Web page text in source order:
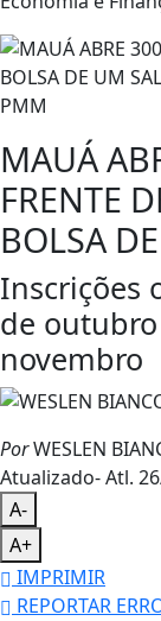
PMM
MAUÁ
FRENTE
BOLSA
Inscrições
de
novembro
PorWESLEN
Atualizado- Atl.
A-
A+
IMPRIMIR
REPORTAR